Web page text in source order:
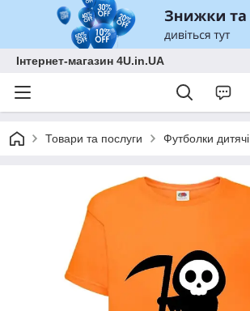
Інтернет-магазин 4U.in.UA
Товари та послуги Футболки дитячі